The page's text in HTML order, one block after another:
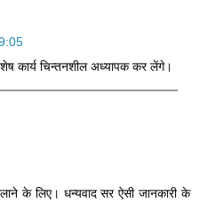
शेष कार्य चिन्तनशील अध्यापक कर लेंगे।
के लिए। धन्यवाद सर ऐसी जानकारी के